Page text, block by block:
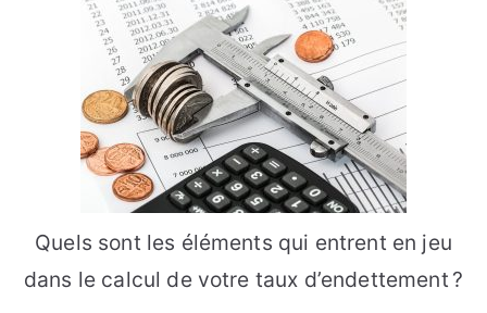
Quels sont les éléments qui entrent en jeu
dans le calcul de votre taux d’endettement ?